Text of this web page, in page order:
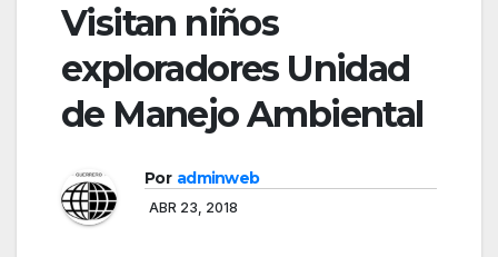
Visitan niños
exploradores Unidad
de Manejo Ambiental
Por adminweb
ABR 23, 2018